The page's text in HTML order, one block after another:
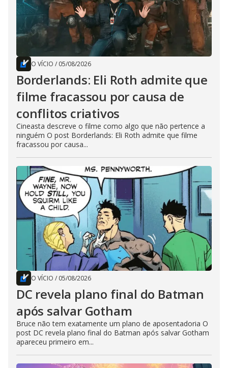
O VÍCIO / 05/08/2026
Borderlands: Eli Roth admite que
filme fracassou por causa de
conflitos criativos
Cineasta descreve o filme como algo que não pertence a
ninguém O post Borderlands: Eli Roth admite que filme
fracassou por causa...
O VÍCIO / 05/08/2026
DC revela plano final do Batman
após salvar Gotham
Bruce não tem exatamente um plano de aposentadoria O
post DC revela plano final do Batman após salvar Gotham
apareceu primeiro em...